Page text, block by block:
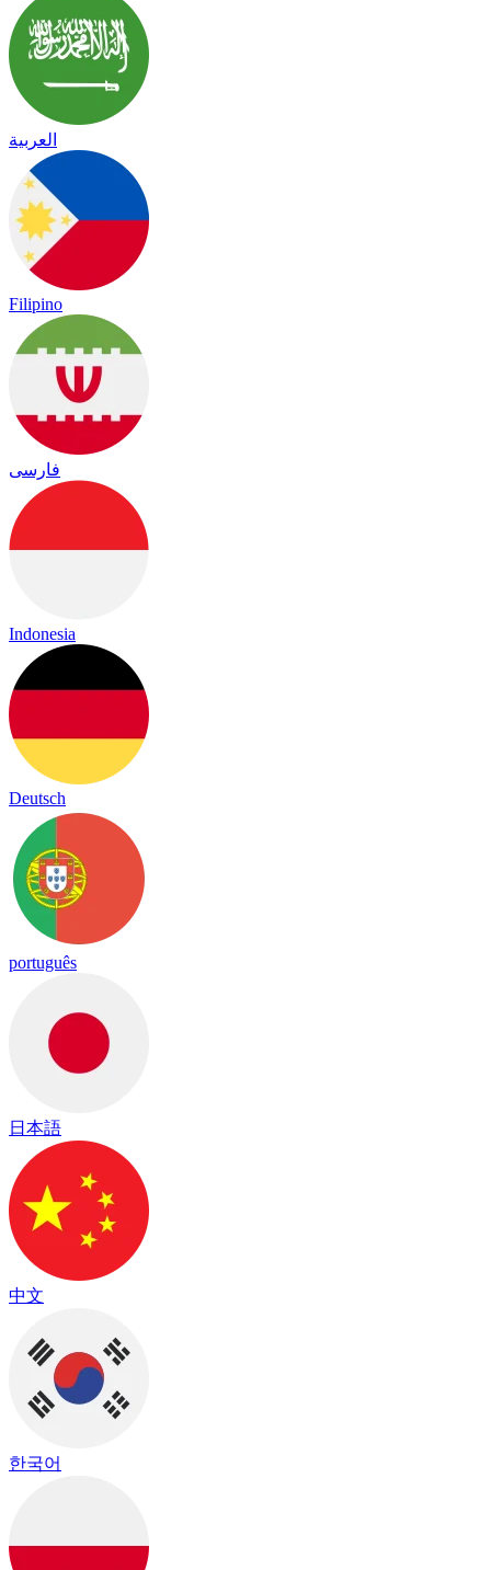
العربية
Filipino
فارسی
Indonesia
Deutsch
português
日本語
中文
한국어